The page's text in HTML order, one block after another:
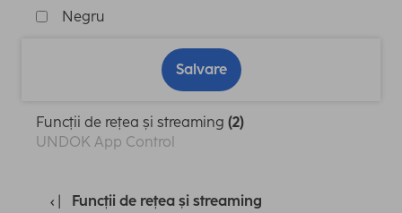
Negru
Salvare
Funcții de rețea și streaming (2)
UNDOK App Control
Funcții de rețea și streaming